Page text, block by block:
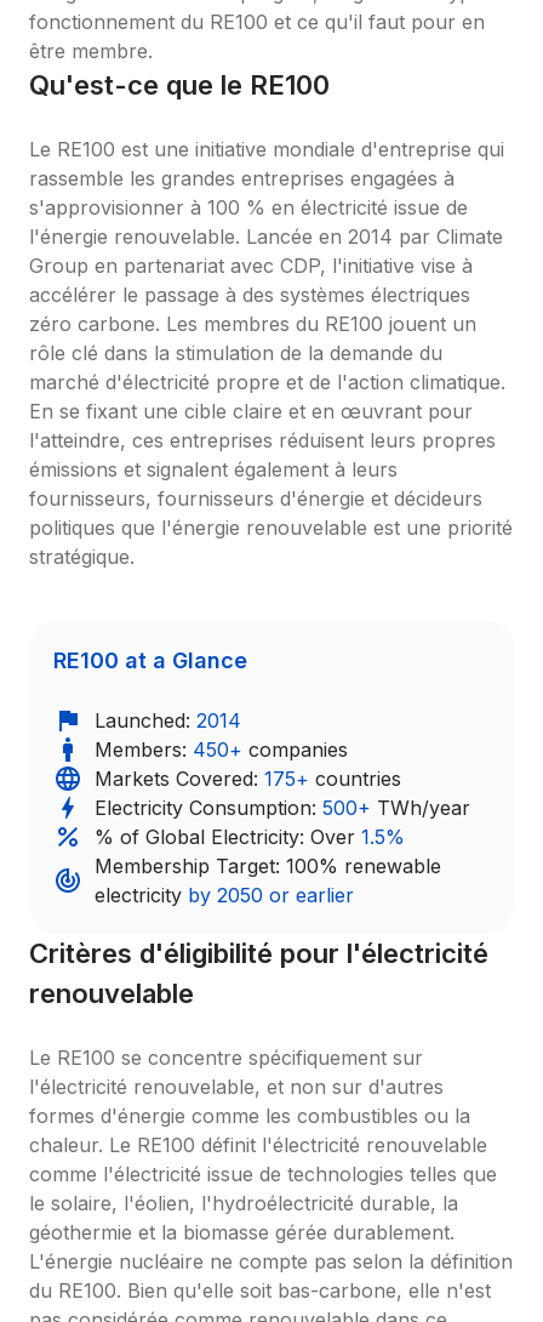
fonctionnement du RE100 et ce qu'il faut pour en
être membre.
Qu'est-ce que le RE100
Le RE100 est une initiative mondiale d'entreprise qui
rassemble les grandes entreprises engagées à
s'approvisionner à 100 % en électricité issue de
l'énergie renouvelable. Lancée en 2014 par Climate
Group en partenariat avec CDP, l'initiative vise à
accélérer le passage à des systèmes électriques
zéro carbone. Les membres du RE100 jouent un
rôle clé dans la stimulation de la demande du
marché d'électricité propre et de l'action climatique.
En se fixant une cible claire et en œuvrant pour
l'atteindre, ces entreprises réduisent leurs propres
émissions et signalent également à leurs
fournisseurs, fournisseurs d'énergie et décideurs
politiques que l'énergie renouvelable est une priorité
stratégique.
RE100 at a Glance
Launched: 2014
Members: 450+ companies
Markets Covered: 175+ countries
Electricity Consumption: 500+ TWh/year
% of Global Electricity: Over 1.5%
Membership Target: 100% renewable
electricity by 2050 or earlier
Critères d'éligibilité pour l'électricité
renouvelable
Le RE100 se concentre spécifiquement sur
l'électricité renouvelable, et non sur d'autres
formes d'énergie comme les combustibles ou la
chaleur. Le RE100 définit l'électricité renouvelable
comme l'électricité issue de technologies telles que
le solaire, l'éolien, l'hydroélectricité durable, la
géothermie et la biomasse gérée durablement.
L'énergie nucléaire ne compte pas selon la définition
du RE100. Bien qu'elle soit bas-carbone, elle n'est